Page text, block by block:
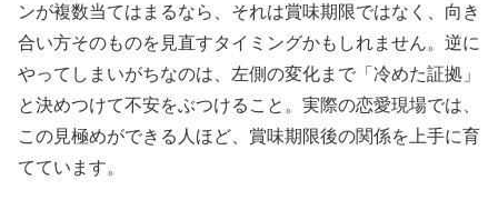
ンが複数当てはまるなら、それは賞味期限ではなく、向き
合い方そのものを見直すタイミングかもしれません。逆に
やってしまいがちなのは、左側の変化まで「冷めた証拠」
と決めつけて不安をぶつけること。実際の恋愛現場では、
この見極めができる人ほど、賞味期限後の関係を上手に育
てています。